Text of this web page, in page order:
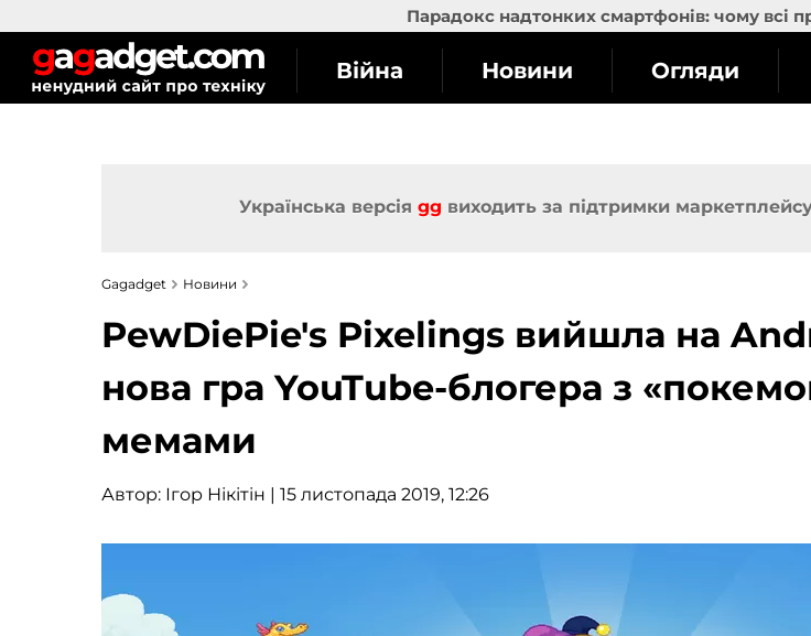
Парадокс надтонких смартфонів: чому всі
Війна Новини Огляди
Українська версія gg виходить за підтримки
Gagadget Новини
PewDiePie's Pixelings вийшла на
нова гра YouTube-блогера з
мемами
Автор: Ігор Нікітін | 15 листопада 2019, 12:26